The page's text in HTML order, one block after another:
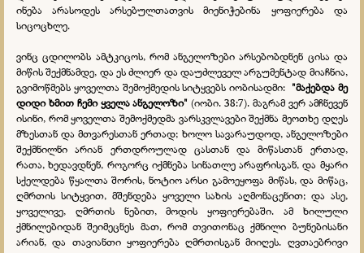
ინება არასოდეს არსებულთათვის მიენიჭებინა ყოფიერება და
სიცოცხლე.
ვინც ცდილობს ამტკიცოს, რომ ანგელოზები არსებობდნენ ცისა და
მიწის შექმნამდე, და ეს ძლიერ და დაუძლეველ არგუმენტად მიაჩნია,
გვიმოწმებს ყოველთა შემოქმედის სიტყვებს იობისადმი: "მაქებდა მე
დიდი ხმით ჩემი ყველა ანგელოზი" (იობი. 38:7). მაგრამ ვერ ამჩნევენ
ისინი, რომ ყოველთა შემოქმედმა ვარსკვლავები შექმნა მეოთხე დღეს
მზესთან და მთვარესთან ერთად; ხოლო სავარაუდოდ, ანგელოზები
შექმნილნი არიან ერთდროულად ცასთან და მიწასთან ერთად,
რათა, ხედავდნენ, როგორც იქმნება სინათლე არაფრისგან, და მყარი
სქელდება წყალთა შორის, ნოტიო არსი გამოეყოფა მიწას, და მიწაც,
ღმრთის სიტყვით, მშენდება ყოველი სახის აღმონაცენით; და ასე,
ყოველივე, ღმრთის ნებით, მოდის ყოფიერებაში. ამ ხილული
ქმნილებიდან შეიმეცნეს მათ, რომ თვითონაც ქმნილი ბუნებისანი
არიან, და თავიანთი ყოფიერება ღმრთისგან მიიღეს. ღვთაებრივი